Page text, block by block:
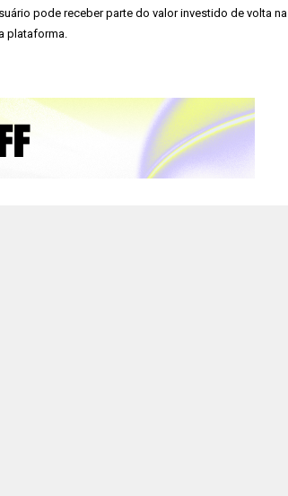
pode receber parte do valor investido de volta na
plataforma.